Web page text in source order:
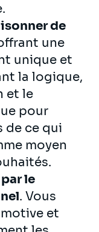
de
une
unique et
la logique,
et le
pour
de ce qui
moyen
le
. Vous
et